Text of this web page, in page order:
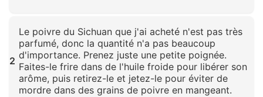
2
Le poivre du Sichuan que j'ai acheté n'est pas très
parfumé, donc la quantité n'a pas beaucoup
d'importance. Prenez juste une petite poignée.
Faites-le frire dans de l'huile froide pour libérer son
arôme, puis retirez-le et jetez-le pour éviter de
mordre dans des grains de poivre en mangeant.